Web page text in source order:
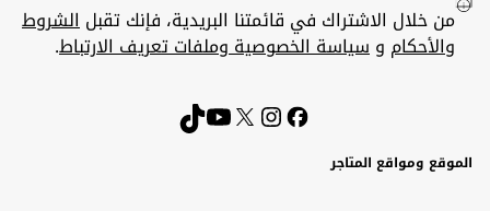
من خلال الاشتراك في قائمتنا البريدية، فإنك تقبلالشروط
والأحكام وسياسة الخصوصية وملفات تعريف الارتباط.
الموقع ومواقع المتاجر